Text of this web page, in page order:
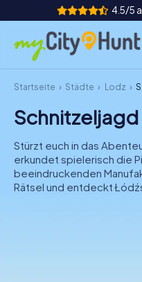
4.5/5
So funktioniert's
Städte
Touren
Teamevent
Startseite Städte Lodz
Stürzt euch in das
erkundet spielerisch die
beeindruckenden
Rätsel und entdeckt